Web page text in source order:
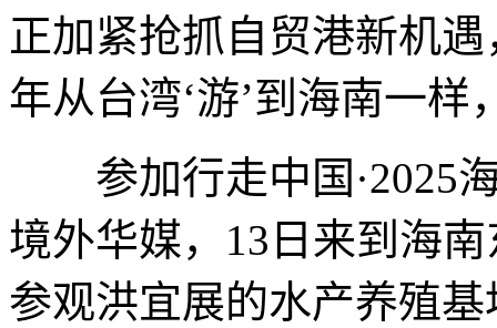
正加紧抢抓自贸港新机
年从台湾‘游’到海南一样
参加行走中国·2025海
境外华媒，13日来到海
参观洪宜展的水产养殖